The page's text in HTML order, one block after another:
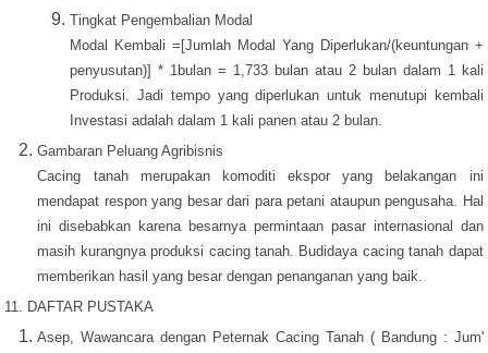
Tingkat Pengembalian Modal
Modal Kembali =[Jumlah Modal Yang Diperlukan/(keuntungan +
penyusutan)] * 1bulan = 1,733 bulan atau 2 bulan dalam 1 kali
Produksi. Jadi tempo yang diperlukan untuk menutupi kembali
Investasi adalah dalam 1 kali panen atau 2 bulan.
Gambaran Peluang Agribisnis
Cacing tanah merupakan komoditi ekspor yang belakangan ini
mendapat respon yang besar dari para petani ataupun pengusaha. Hal
ini disebabkan karena besarnya permintaan pasar internasional dan
masih kurangnya produksi cacing tanah. Budidaya cacing tanah dapat
memberikan hasil yang besar dengan penanganan yang baik.
11. DAFTAR PUSTAKA
Asep, Wawancara dengan Peternak Cacing Tanah ( Bandung : Jum'